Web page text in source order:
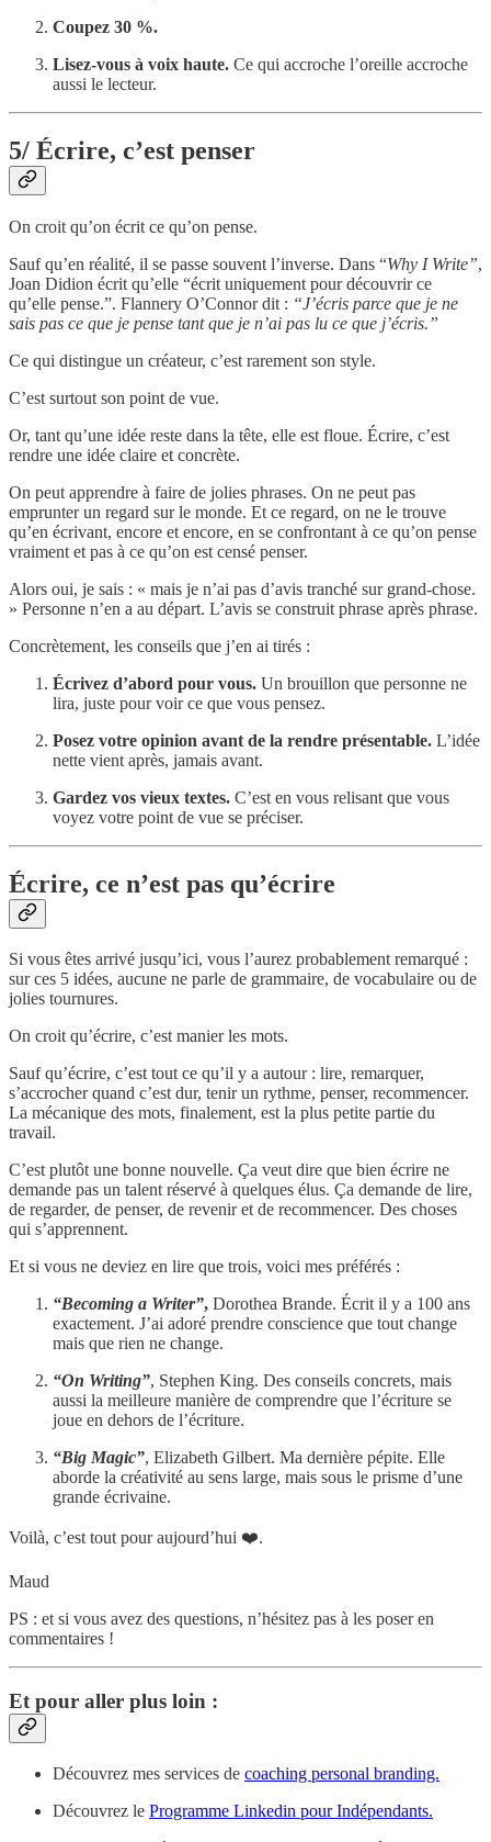
Coupez 30 %.
Lisez-vous à voix haute. Ce qui accroche l’oreille accroche
aussi le lecteur.
5/ Écrire, c’est penser
On croit qu’on écrit ce qu’on pense.
Sauf qu’en réalité, il se passe souvent l’inverse. Dans “Why I Write”,
Joan Didion écrit qu’elle “écrit uniquement pour découvrir ce
qu’elle pense.”. Flannery O’Connor dit : “J’écris parce que je ne
sais pas ce que je pense tant que je n’ai pas lu ce que j’écris.”
Ce qui distingue un créateur, c’est rarement son style.
C’est surtout son point de vue.
Or, tant qu’une idée reste dans la tête, elle est floue. Écrire, c’est
rendre une idée claire et concrète.
On peut apprendre à faire de jolies phrases. On ne peut pas
emprunter un regard sur le monde. Et ce regard, on ne le trouve
qu’en écrivant, encore et encore, en se confrontant à ce qu’on pense
vraiment et pas à ce qu’on est censé penser.
Alors oui, je sais : « mais je n’ai pas d’avis tranché sur grand-chose.
» Personne n’en a au départ. L’avis se construit phrase après phrase.
Concrètement, les conseils que j’en ai tirés :
Écrivez d’abord pour vous. Un brouillon que personne ne
lira, juste pour voir ce que vous pensez.
Posez votre opinion avant de la rendre présentable. L’idée
nette vient après, jamais avant.
Gardez vos vieux textes. C’est en vous relisant que vous
voyez votre point de vue se préciser.
Écrire, ce n’est pas qu’écrire
Si vous êtes arrivé jusqu’ici, vous l’aurez probablement remarqué :
sur ces 5 idées, aucune ne parle de grammaire, de vocabulaire ou de
jolies tournures.
On croit qu’écrire, c’est manier les mots.
Sauf qu’écrire, c’est tout ce qu’il y a autour : lire, remarquer,
s’accrocher quand c’est dur, tenir un rythme, penser, recommencer.
La mécanique des mots, finalement, est la plus petite partie du
travail.
C’est plutôt une bonne nouvelle. Ça veut dire que bien écrire ne
demande pas un talent réservé à quelques élus. Ça demande de lire,
de regarder, de penser, de revenir et de recommencer. Des choses
qui s’apprennent.
Et si vous ne deviez en lire que trois, voici mes préférés :
“Becoming a Writer”, Dorothea Brande. Écrit il y a 100 ans
exactement. J’ai adoré prendre conscience que tout change
mais que rien ne change.
“On Writing”, Stephen King. Des conseils concrets, mais
aussi la meilleure manière de comprendre que l’écriture se
joue en dehors de l’écriture.
“Big Magic”, Elizabeth Gilbert. Ma dernière pépite. Elle
aborde la créativité au sens large, mais sous le prisme d’une
grande écrivaine.
Voilà, c’est tout pour aujourd’hui ❤️.
Maud
PS : et si vous avez des questions, n’hésitez pas à les poser en
commentaires !
Et pour aller plus loin :
Découvrez mes services de coaching personal branding.
Découvrez le Programme Linkedin pour Indépendants.